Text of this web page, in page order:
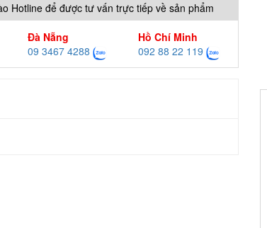
Hotline để được tư vấn trực tiếp về sản phẩm
Đà Nẵng
09 3467 4288
Hồ Chí Minh
092 88 22 119